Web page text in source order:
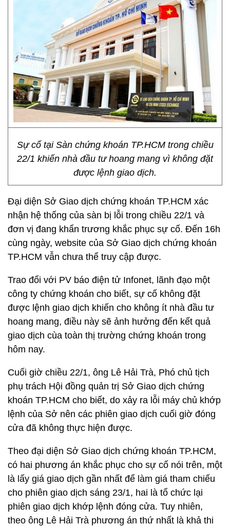
Sự cố tại Sàn chứng khoán TP.HCM trong chiều
22/1 khiến nhà đầu tư hoang mang vì không đặt
được lệnh giao dịch.
Đại diện Sở Giao dịch chứng khoán TP.HCM xác
nhận hệ thống của sàn bị lỗi trong chiều 22/1 và
đơn vị đang khẩn trương khắc phục sự cố. Đến 16h
cùng ngày, website của Sở Giao dịch chứng khoán
TP.HCM vẫn chưa thể truy cập được.
Trao đổi với PV báo điện tử Infonet, lãnh đạo một
công ty chứng khoán cho biết, sự cố không đặt
được lệnh giao dịch khiến cho không ít nhà đầu tư
hoang mang, điều này sẽ ảnh hưởng đến kết quả
giao dịch cùa toàn thị trường chứng khoán trong
hôm nay.
Cuối giờ chiều 22/1, ông Lê Hải Trà, Phó chủ tịch
phụ trách Hội đồng quản trị Sở Giao dịch chứng
khoán TP.HCM cho biết, do xảy ra lỗi máy chủ khớp
lệnh của Sở nên các phiên giao dịch cuối giờ đóng
cửa đã không thực hiện được.
Theo đại diện Sở Giao dịch chứng khoán TP.HCM,
có hai phương án khắc phục cho sự cố nói trên, một
là lấy giá giao dịch gần nhất để làm giá tham chiếu
cho phiên giao dịch sáng 23/1, hai là tổ chức lại
phiên giao dịch khớp lệnh đóng cửa. Tuy nhiên,
theo ông Lê Hải Trà phương án thứ nhất là khả thi